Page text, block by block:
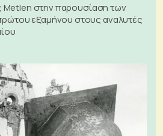
Metlen στην παρουσίαση των
εξαμήνου στους αναλυτές